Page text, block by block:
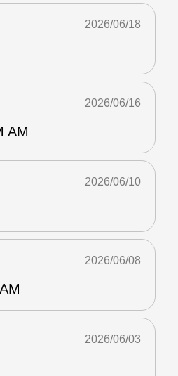
2026/06/18
AM
2026/06/16
2026/06/10
2026/06/08
2026/06/03